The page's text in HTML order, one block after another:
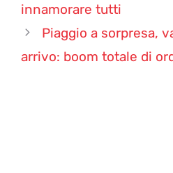
innamorare tutti
Piaggio a sorpresa,
arrivo: boom totale di